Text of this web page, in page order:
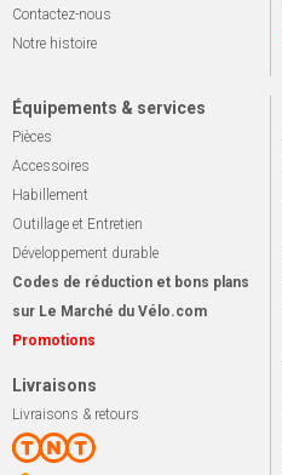
Contactez-nous
Notre histoire
Équipements & services
Pièces
Accessoires
Habillement
Outillage et Entretien
Développement durable
Codes de réduction et bons plans
sur Le Marché du Vélo.com
Promotions
Livraisons
Livraisons & retours